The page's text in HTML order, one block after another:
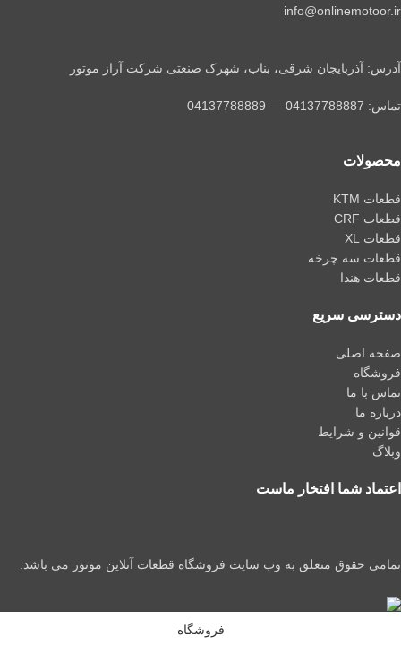
info@onlinemotoor.ir
آدرس: آذربایجان شرقی، بناب، شهرک صنعتی شرکت آراز موتور
تماس: 04137788887 — 04137788889
محصولات
قطعات KTM
قطعات CRF
قطعات XL
قطعات سه چرخه
قطعات هندا
دسترسی سریع
صفحه اصلی
فروشگاه
تماس با ما
درباره ما
قوانین و شرایط
وبلاگ
اعتماد شما افتخار ماست
تمامی حقوق متعلق به وب سایت فروشگاه قطعات آنلاین موتور می باشد.
فروشگاه